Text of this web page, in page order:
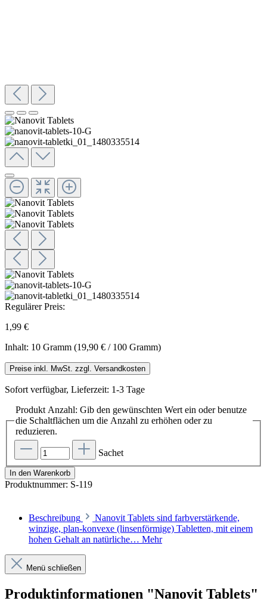
Regulärer Preis:
1,99 €
Inhalt: 10 Gramm (19,90 € / 100 Gramm)
Preise inkl. MwSt. zzgl. Versandkosten
Sofort verfügbar, Lieferzeit: 1-3 Tage
Produkt Anzahl: Gib den gewünschten Wert ein oder benutze
die Schaltflächen um die Anzahl zu erhöhen oder zu
reduzieren.
Sachet
In den Warenkorb
Produktnummer: S-119
Beschreibung
Nanovit Tablets sind farbverstärkende,
winzige, plan-konvexe (linsenförmige) Tabletten, mit einem
hohen Gehalt an natürliche… Mehr
Menü schließen
Produktinformationen "Nanovit Tablets"